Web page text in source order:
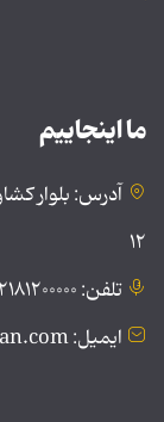
ما اینجاییم
آدرس: بلوار
۱۲
تلفن: ۰۲۱۸۱۲۰۰۰۰۰
ایمیل: public@tebyan.com